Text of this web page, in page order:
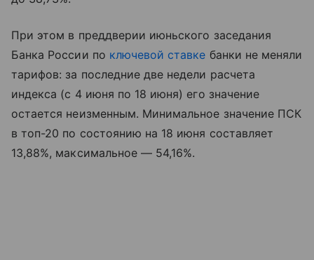
При этом в преддверии июньского заседания
Банка России по ключевой ставке банки не меняли
тарифов: за последние две недели расчета
индекса (с 4 июня по 18 июня) его значение
остается неизменным. Минимальное значение ПСК
в топ-20 по состоянию на 18 июня составляет
13,88%, максимальное — 54,16%.